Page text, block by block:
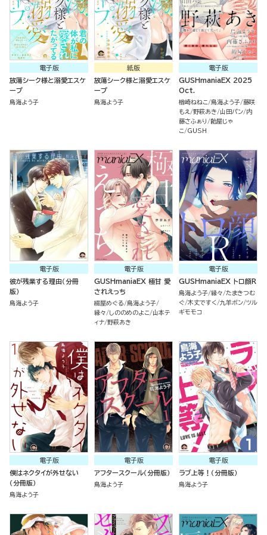
電子版
放蕩シーク様と溺愛エスケ
ープ
鳥海よう子
紙版
放蕩シーク様と溺愛エスケ
ープ
鳥海よう子
電子版
GUSHmaniaEX 2025
Oct.
楢崎ねねこ 鳥海よう子 藤咲
もえ
野萩あき 山田パン 内
藤さふぁり
飴屋じゃ
こ
GUSH
電子版
彼が残業する理由（分冊
版）
鳥海よう子
電子版
GUSHmaniaEX 極甘 愛
されえっち
綴屋めぐる
鳥海よう子
縁々
しののめのよこ
山本テ
ィナ 野萩あき
電子版
GUSHmaniaEX トロ顔R
鳥海よう子 縁々 たまきつむ
ぐ 木丈ですく 九羊ボン ツル
ギモモコ
電子版
僕はネクタイが外せない
（分冊版）
鳥海よう子
電子版
アフタースクール（分冊版）
鳥海よう子
電子版
ラブ上等！（分冊版）
鳥海よう子